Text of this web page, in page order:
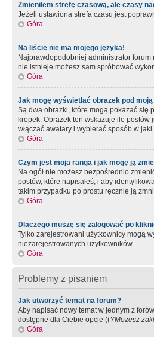
Zmieniłem strefę czasową, ale czasy
Jeżeli ustawiona strefa czasu jest
Góra
Na liście nie ma mojego języka!
Najprawdopodobniej administrator forum
nie istnieje możesz sam spróbować
Góra
Jak mogę wyświetlać obrazek pod
Są dwa obrazki, które mogą pokazać się
kropek. Obrazek ten wskazuje ile
włączać awatary i wybierać sposób w
Góra
Czym jest moja ranga i jak mogę ją
Na ogół nie możesz bezpośrednio
postów, które napisałeś, i aby
takim przypadku po prostu ręcznie ją
Góra
Dlaczego muszę się zalogować po
Tylko zarejestrowani użytkownicy mogą
niezarejestrowanych użytkowników.
Góra
Problemy z pisaniem
Jak utworzyć temat na forum?
Aby napisać nowy temat w jednym z
dostępne dla Ciebie opcje ((YMożesz
Góra